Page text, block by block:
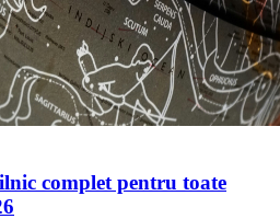
complet pentru toate